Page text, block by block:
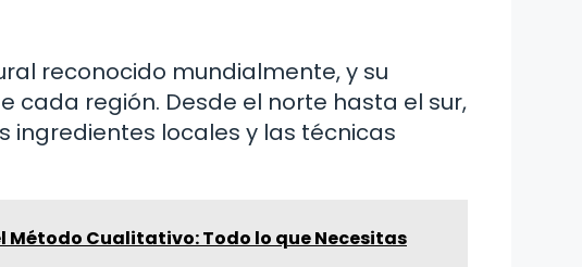
reconocido mundialmente, y su
cada región. Desde el norte hasta el sur,
ingredientes locales y las técnicas
Método Cualitativo: Todo lo que Necesitas